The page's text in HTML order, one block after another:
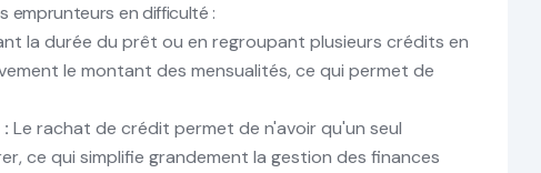
emprunteurs en difficulté :
la durée du prêt ou en regroupant plusieurs crédits en
le montant des mensualités, ce qui permet de
Le rachat de crédit permet de n'avoir qu'un seul
ce qui simplifie grandement la gestion des finances